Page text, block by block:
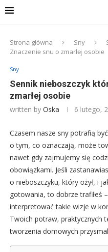
Strona główna Sny
Znaczenie snu o zmarłej osobie
Sny
Sennik nieboszczyk
zmarłej osobie
written by Oska 6 lutego,
Czasem nasze sny potrafią
o tym, co oznaczają, może
nawet gdy zajmujemy się
obowiązkami. Jeśli
o nieboszczyku, który ożył, i
gotowania, to dobrze trafiłeś
interpretować takie wizje w
Twoich potraw, praktycznych
tworzenia domowych